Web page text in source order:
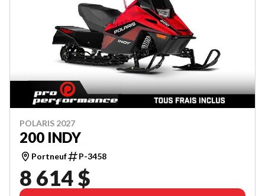
POLARIS 2027
200 INDY
Portneuf P-3458
8 614 $